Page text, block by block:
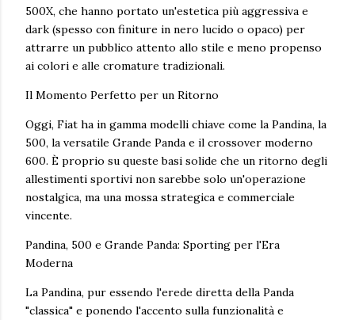
500X, che hanno portato un'estetica più aggressiva e
dark (spesso con finiture in nero lucido o opaco) per
attrarre un pubblico attento allo stile e meno propenso
ai colori e alle cromature tradizionali.
Il Momento Perfetto per un Ritorno
Oggi, Fiat ha in gamma modelli chiave come la Pandina, la
500, la versatile Grande Panda e il crossover moderno
600. È proprio su queste basi solide che un ritorno degli
allestimenti sportivi non sarebbe solo un'operazione
nostalgica, ma una mossa strategica e commerciale
vincente.
Pandina, 500 e Grande Panda: Sporting per l'Era
Moderna
La Pandina, pur essendo l'erede diretta della Panda
"classica" e ponendo l'accento sulla funzionalità e